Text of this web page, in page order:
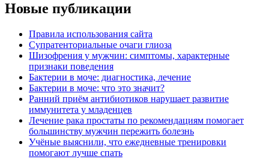
Новые публикации
Правила использования сайта
Супратенториальные очаги глиоза
Шизофрения у мужчин: симптомы, характерные
признаки поведения
Бактерии в моче: диагностика, лечение
Бактерии в моче: что это значит?
Ранний приём антибиотиков нарушает развитие
иммунитета у младенцев
Лечение рака простаты по рекомендациям помогает
большинству мужчин пережить болезнь
Учёные выяснили, что ежедневные тренировки
помогают лучше спать